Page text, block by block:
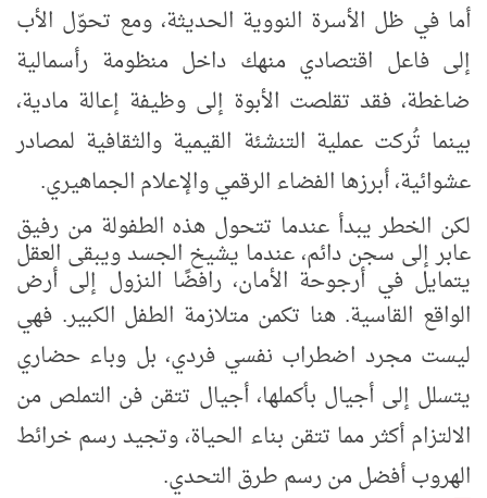
أما في ظل الأسرة النووية الحديثة، ومع تحوّل الأب
إلى فاعل اقتصادي منهك داخل منظومة رأسمالية
ضاغطة، فقد تقلصت الأبوة إلى وظيفة إعالة مادية،
بينما تُركت عملية التنشئة القيمية والثقافية لمصادر
عشوائية، أبرزها الفضاء الرقمي والإعلام الجماهيري.
لكن الخطر يبدأ عندما تتحول هذه الطفولة من رفيق
عابر إلى سجن دائم، عندما يشيخ الجسد ويبقى العقل
يتمايل في أرجوحة الأمان، رافضًا النزول إلى أرض
الواقع القاسية. هنا تكمن متلازمة الطفل الكبير. فهي
ليست مجرد اضطراب نفسي فردي، بل وباء حضاري
يتسلل إلى أجيال بأكملها، أجيال تتقن فن التملص من
الالتزام أكثر مما تتقن بناء الحياة، وتجيد رسم خرائط
الهروب أفضل من رسم طرق التحدي.